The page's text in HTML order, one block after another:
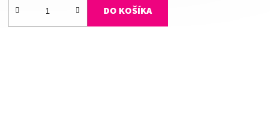
DO KOŠÍKA